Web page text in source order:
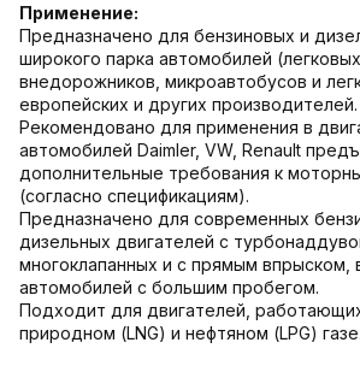
Применение:
Предназначено для бензиновых и
широкого парка автомобилей
внедорожников, микроавтобусов и
европейских и других производителей.
Рекомендовано для применения в
автомобилей Daimler, VW, Renault
дополнительные требования к
(согласно спецификациям).
Предназначено для современных
дизельных двигателей с
многоклапанных и с прямым впрыском,
автомобилей с большим пробегом.
Подходит для двигателей,
природном (LNG) и нефтяном (LPG) газе.